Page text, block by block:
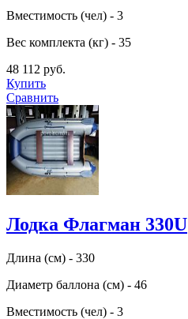
Вместимость (чел) - 3
Вес комплекта (кг) - 35
48 112 руб.
Купить
Сравнить
Лодка Флагман 330U
Длина (см) - 330
Диаметр баллона (см) - 46
Вместимость (чел) - 3